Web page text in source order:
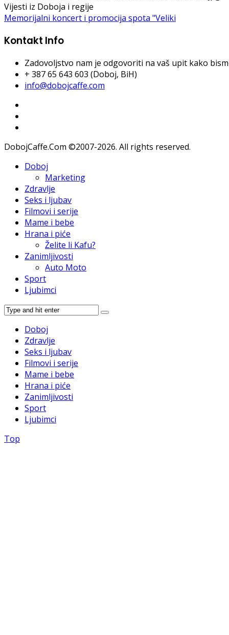
Vijesti iz Doboja i regije
Memorijalni koncert i promocija spota "Veliki
Kontakt Info
Zadovoljstvo nam je odgovoriti na vaš upit kako
+ 387 65 643 603 (Doboj, BiH)
info@dobojcaffe.com
DobojCaffe.Com ©2007-2026. All rights reserved.
Doboj
Marketing
Zdravlje
Seks i ljubav
Filmovi i serije
Mame i bebe
Hrana i piće
Želite li Kafu?
Zanimljivosti
Auto Moto
Sport
Ljubimci
Doboj
Zdravlje
Seks i ljubav
Filmovi i serije
Mame i bebe
Hrana i piće
Zanimljivosti
Sport
Ljubimci
Top